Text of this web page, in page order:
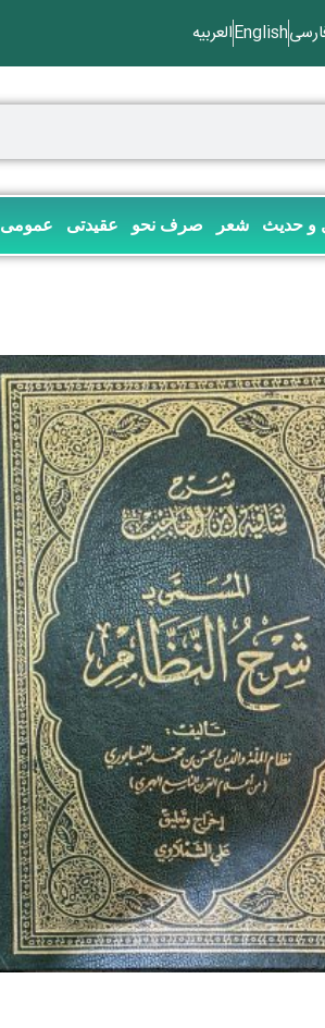
Englishالعربیه
و حدیث شعر صرف نحو عقیدتی عمومی